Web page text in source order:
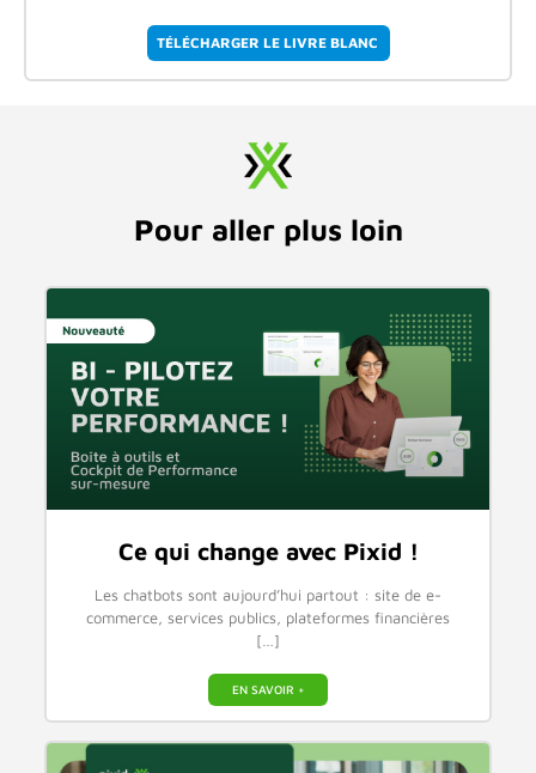
TÉLÉCHARGER LE LIVRE BLANC
Pour aller plus loin
Ce qui change avec Pixid !
Les chatbots sont aujourd’hui partout : site de e-
commerce, services publics, plateformes financières
[…]
EN SAVOIR +